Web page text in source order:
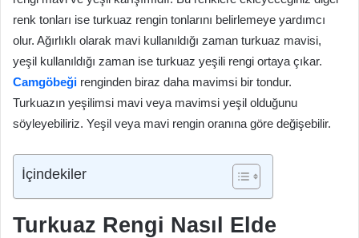
renk tonları ise turkuaz rengin tonlarını belirlemeye yardımcı
olur. Ağırlıklı olarak mavi kullanıldığı zaman turkuaz mavisi,
yeşil kullanıldığı zaman ise turkuaz yeşili rengi ortaya çıkar.
Camgöbeği renginden biraz daha mavimsi bir tondur.
Turkuazın yeşilimsi mavi veya mavimsi yeşil olduğunu
söyleyebiliriz. Yeşil veya mavi rengin oranına göre değişebilir.
İçindekiler
Turkuaz Rengi Nasıl Elde